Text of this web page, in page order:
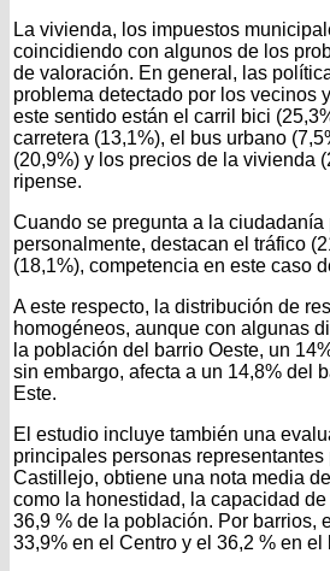
La vivienda, los impuestos
coincidiendo con algunos de los
de valoración. En general, las
problema detectado por los vecinos
este sentido están el carril bici
carretera (13,1%), el bus urbano
(20,9%) y los precios de la vivienda
ripense.
Cuando se pregunta a la
personalmente, destacan el tráfico
(18,1%), competencia en este caso
A este respecto, la distribución de
homogéneos, aunque con algunas
la población del barrio Oeste, un
sin embargo, afecta a un 14,8% del
Este.
El estudio incluye también una
principales personas
Castillejo, obtiene una nota media
como la honestidad, la capacidad
36,9 % de la población. Por barrios,
33,9% en el Centro y el 36,2 % en el